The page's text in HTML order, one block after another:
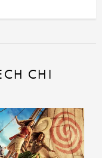
CHI